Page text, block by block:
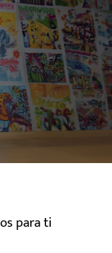
para ti